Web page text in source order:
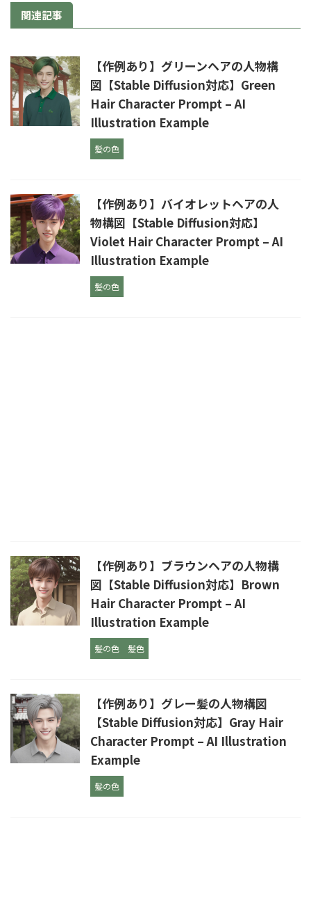
関連記事
【作例あり】グリーンヘアの人物構
図【Stable Diffusion対応】Green
Hair Character Prompt – AI
Illustration Example
髪の色
【作例あり】バイオレットヘアの人
物構図【Stable Diffusion対応】
Violet Hair Character Prompt – AI
Illustration Example
髪の色
【作例あり】ブラウンヘアの人物構
図【Stable Diffusion対応】Brown
Hair Character Prompt – AI
Illustration Example
髪の色 髪色
【作例あり】グレー髪の人物構図
【Stable Diffusion対応】Gray Hair
Character Prompt – AI Illustration
Example
髪の色